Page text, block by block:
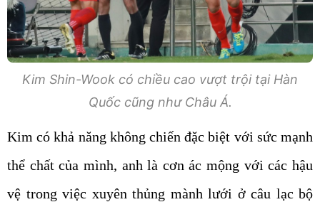
Kim Shin-Wook có chiều cao vượt trội tại Hàn
Quốc cũng như Châu Á.
Kim có khả năng không chiến đặc biệt với sức mạnh
thể chất của mình, anh là cơn ác mộng với các hậu
vệ trong việc xuyên thủng mành lưới ở câu lạc bộ